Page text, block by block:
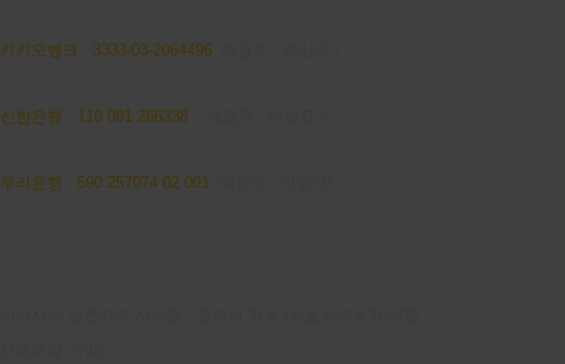
카카오뱅크 : 3333-03-2064496
신한은행 : 110 081 266338
우리은행 : 590 257074 02 001